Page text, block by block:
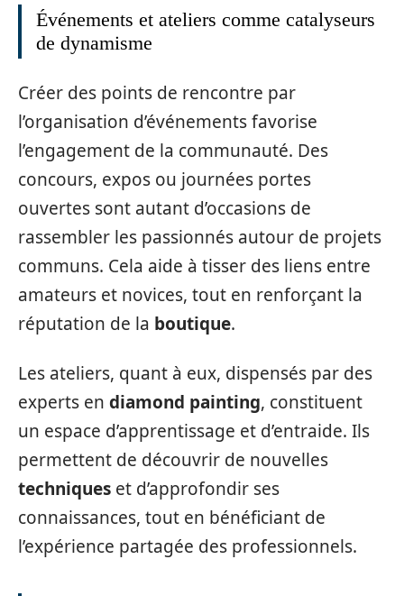
Événements et ateliers comme catalyseurs
de dynamisme
Créer des points de rencontre par
l’organisation d’événements favorise
l’engagement de la communauté. Des
concours, expos ou journées portes
ouvertes sont autant d’occasions de
rassembler les passionnés autour de projets
communs. Cela aide à tisser des liens entre
amateurs et novices, tout en renforçant la
réputation de la boutique.
Les ateliers, quant à eux, dispensés par des
experts en diamond painting, constituent
un espace d’apprentissage et d’entraide. Ils
permettent de découvrir de nouvelles
techniques et d’approfondir ses
connaissances, tout en bénéficiant de
l’expérience partagée des professionnels.